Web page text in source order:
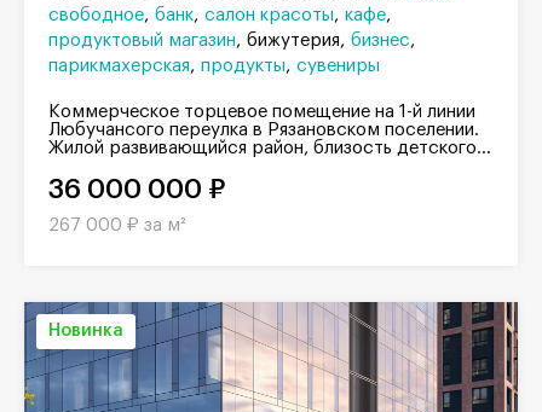
свободное банк салон красоты
кафе
продуктовый магазин
бижутерия
бизнес
парикмахерская
продукты сувениры
Коммерческое торцевое помещение на 1-й линии
Любучансого переулка в Рязановском поселении.
Жилой развивающийся район, близость детского...
36 000 000 ₽
267 000 ₽ за м²
Новинка